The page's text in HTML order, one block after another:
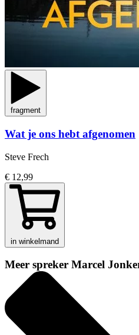
fragment
Wat je ons hebt afgenomen
Steve Frech
€ 12,99
in winkelmand
Meer spreker Marcel